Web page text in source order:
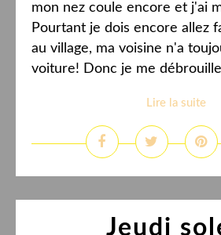
mon nez coule encore et j'ai
Pourtant je dois encore allez
au village, ma voisine n'a
voiture! Donc je me
Lire la suite
Jeudi